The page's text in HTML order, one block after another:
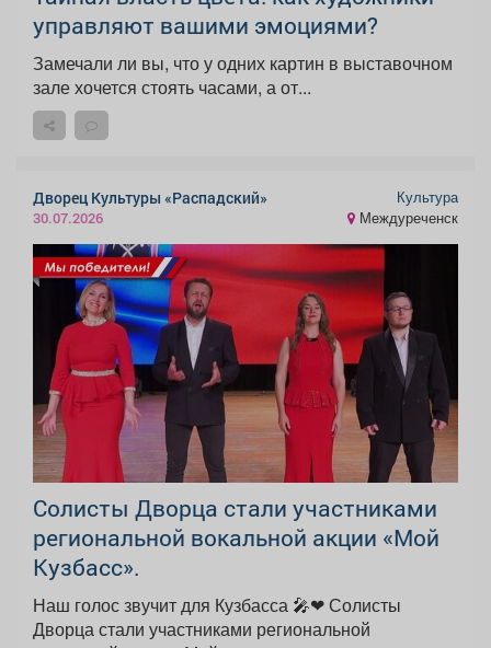
управляют вашими эмоциями?
Замечали ли вы, что у одних картин в выставочном
зале хочется стоять часами, а от...
Дворец Культуры «Распадский»
30.07.2026
Культура
Междуреченск
Солисты Дворца стали участниками
региональной вокальной акции «Мой
Кузбасс».
Наш голос звучит для Кузбасса 🎤❤ Солисты
Дворца стали участниками региональной